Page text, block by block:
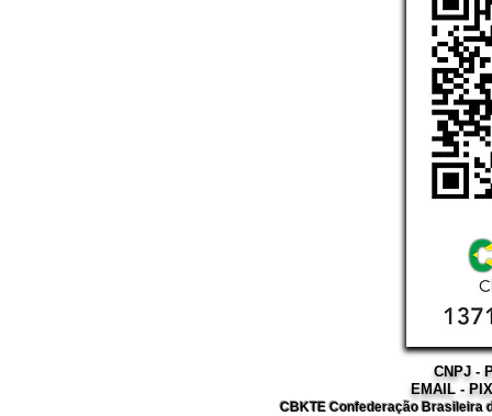
CNPJ -
EMAIL -
CBKTE Confederação Brasileira